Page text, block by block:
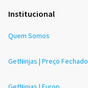
Institucional
Quem Somos
GetNinjas | Preço Fechado